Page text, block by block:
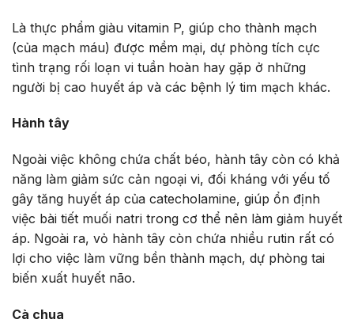
Là thực phẩm giàu vitamin P, giúp cho thành mạch
(của mạch máu) được mềm mại, dự phòng tích cực
tình trạng rối loạn vi tuần hoàn hay gặp ở những
người bị cao huyết áp và các bệnh lý tim mạch khác.
Hành tây
Ngoài việc không chứa chất béo, hành tây còn có khả
năng làm giảm sức cản ngoại vi, đối kháng với yếu tố
gây tăng huyết áp của catecholamine, giúp ổn định
việc bài tiết muối natri trong cơ thể nên làm giảm huyết
áp. Ngoài ra, vỏ hành tây còn chứa nhiều rutin rất có
lợi cho việc làm vững bền thành mạch, dự phòng tai
biến xuất huyết não.
Cà chua